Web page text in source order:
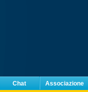
Chat Associazione